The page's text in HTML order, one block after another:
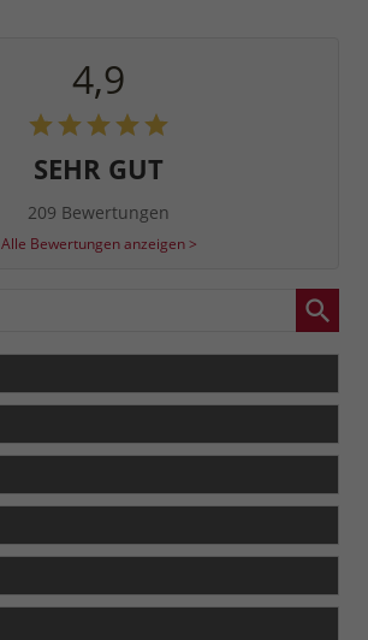
4,9
SEHR GUT
209 Bewertungen
Alle Bewertungen anzeigen >